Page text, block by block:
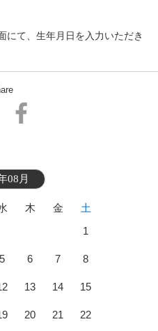
にて、生年月日を入力いただき
08月
木 金
土
1
5 6 7 8
13 14 15
20 21 22